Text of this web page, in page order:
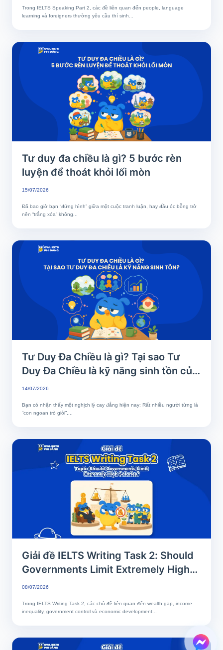
Trong IELTS Speaking Part 2, các đề liên quan đến people, language
learning và foreigners thường yêu cầu thí sinh...
Tư duy đa chiều là gì? 5 bước rèn
luyện để thoát khỏi lối mòn
15/07/2026
Đã bao giờ bạn “đứng hình” giữa một cuộc tranh luận, hay đầu óc bỗng trở
nên “trắng xóa” không...
Tư Duy Đa Chiều là gì? Tại sao Tư
Duy Đa Chiều là kỹ năng sinh tồn của
thế kỷ 21?
14/07/2026
Bạn có nhận thấy một nghịch lý cay đắng hiện nay: Rất nhiều người từng là
“con ngoan trò giỏi”,...
Giải đề IELTS Writing Task 2: Should
Governments Limit Extremely High
Salaries? | Phân tích chi tiết & Bài
08/07/2026
Trong IELTS Writing Task 2, các chủ đề liên quan đến wealth gap, income
inequality, government control và economic development...